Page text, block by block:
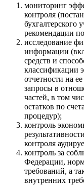
мониторинг
контроля
бухгалтерского
рекомендации
исследование
информации
средств и
классификации
отчетности на
запросы в
частей, в том
остатков по
процедур);
контроль
контроля
контроль за
Федерации,
требований, а
внутренних